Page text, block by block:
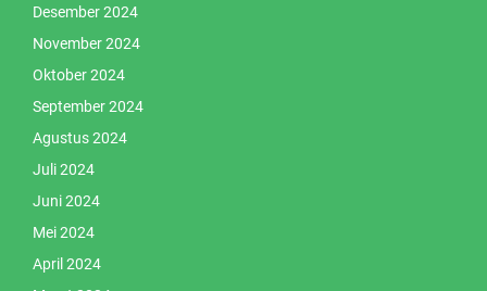
Desember 2024
November 2024
Oktober 2024
September 2024
Agustus 2024
Juli 2024
Juni 2024
Mei 2024
April 2024